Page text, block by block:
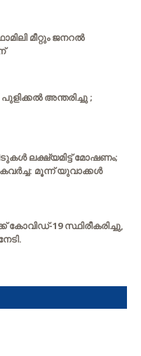
മീറ്റും ജനറൽ
അന്തരിച്ചു ;
ലക്ഷ്യമിട്ട് മോഷണം;
മൂന്ന് യുവാക്കൾ
കോവിഡ്-19 സ്ഥിരീകരിച്ചു,